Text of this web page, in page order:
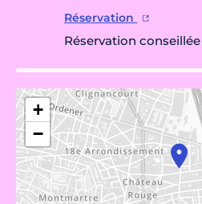
Réservation
Réservation conseillée
+
−